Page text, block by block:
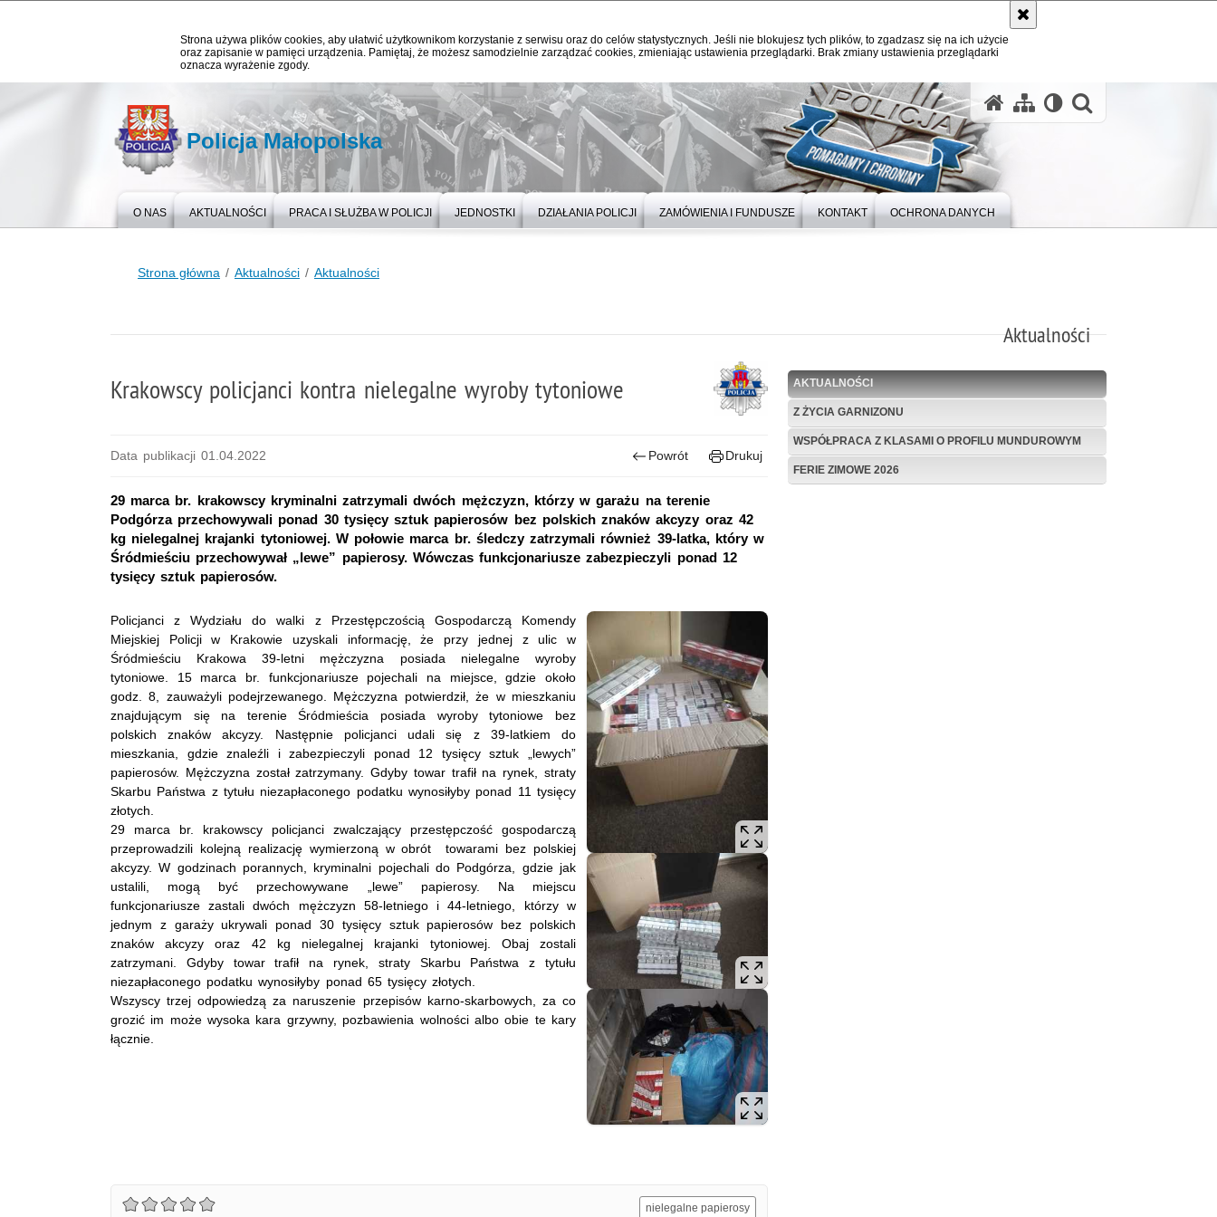
Strona używa plików cookies, aby ułatwić użytkownikom korzystanie z serwisu oraz do celów statystycznych. Jeśli nie blokujesz tych plików, to zgadzasz się na ich użycie
oraz zapisanie w pamięci urządzenia. Pamiętaj, że możesz samodzielnie zarządzać cookies, zmieniając ustawienia przeglądarki. Brak zmiany ustawienia przeglądarki
oznacza wyrażenie zgody.
Policja Małopolska
O NAS AKTUALNOŚCI PRACA I SŁUŻBA W POLICJI JEDNOSTKI DZIAŁANIA POLICJI ZAMÓWIENIA I FUNDUSZE KONTAKT OCHRONA DANYCH
Strona główna Aktualności Aktualności
Aktualności
Krakowscy policjanci kontra nielegalne wyroby tytoniowe
Data publikacji 01.04.2022 Powrót Drukuj
29 marca br. krakowscy kryminalni zatrzymali dwóch mężczyzn, którzy w garażu na terenie
Podgórza przechowywali ponad 30 tysięcy sztuk papierosów bez polskich znaków akcyzy oraz 42
kg nielegalnej krajanki tytoniowej. W połowie marca br. śledczy zatrzymali również 39-latka, który w
Śródmieściu przechowywał „lewe” papierosy. Wówczas funkcjonariusze zabezpieczyli ponad 12
tysięcy sztuk papierosów.
Policjanci z Wydziału do walki z Przestępczością Gospodarczą Komendy
Miejskiej Policji w Krakowie uzyskali informację, że przy jednej z ulic w
Śródmieściu Krakowa 39-letni mężczyzna posiada nielegalne wyroby
tytoniowe. 15 marca br. funkcjonariusze pojechali na miejsce, gdzie około
godz. 8, zauważyli podejrzewanego. Mężczyzna potwierdził, że w mieszkaniu
znajdującym się na terenie Śródmieścia posiada wyroby tytoniowe bez
polskich znaków akcyzy. Następnie policjanci udali się z 39-latkiem do
mieszkania, gdzie znaleźli i zabezpieczyli ponad 12 tysięcy sztuk „lewych”
papierosów. Mężczyzna został zatrzymany. Gdyby towar trafił na rynek, straty
Skarbu Państwa z tytułu niezapłaconego podatku wynosiłyby ponad 11 tysięcy
złotych.
29 marca br. krakowscy policjanci zwalczający przestępczość gospodarczą
przeprowadzili kolejną realizację wymierzoną w obrót towarami bez polskiej
akcyzy. W godzinach porannych, kryminalni pojechali do Podgórza, gdzie jak
ustalili, mogą być przechowywane „lewe” papierosy. Na miejscu
funkcjonariusze zastali dwóch mężczyzn 58-letniego i 44-letniego, którzy w
jednym z garaży ukrywali ponad 30 tysięcy sztuk papierosów bez polskich
znaków akcyzy oraz 42 kg nielegalnej krajanki tytoniowej. Obaj zostali
zatrzymani. Gdyby towar trafił na rynek, straty Skarbu Państwa z tytułu
niezapłaconego podatku wynosiłyby ponad 65 tysięcy złotych.
Wszyscy trzej odpowiedząza naruszenie przepisów karno-skarbowych, za co
grozić im może wysoka kara grzywny, pozbawienia wolności albo obie te kary
łącznie.
nielegalne papierosy
AKTUALNOŚCI
Z ŻYCIA GARNIZONU
WSPÓŁPRACA Z KLASAMI O PROFILU MUNDUROWYM
FERIE ZIMOWE 2026